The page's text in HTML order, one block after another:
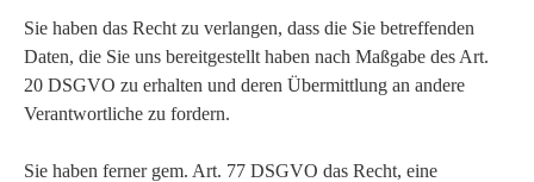
Sie haben das Recht zu verlangen, dass die Sie betreffenden
Daten, die Sie uns bereitgestellt haben nach Maßgabe des Art.
20 DSGVO zu erhalten und deren Übermittlung an andere
Verantwortliche zu fordern.
Sie haben ferner gem. Art. 77 DSGVO das Recht, eine